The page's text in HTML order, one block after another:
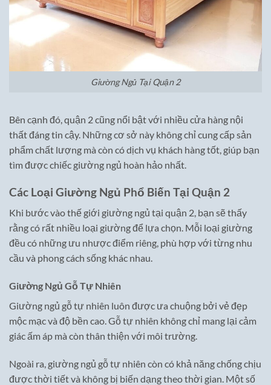
Giường Ngủ Tại Quận 2
Bên cạnh đó, quận 2 cũng nổi bật với nhiều cửa hàng nội
thất đáng tin cậy. Những cơ sở này không chỉ cung cấp sản
phẩm chất lượng mà còn có dịch vụ khách hàng tốt, giúp bạn
tìm được chiếc giường ngủ hoàn hảo nhất.
Các Loại Giường Ngủ Phổ Biến Tại Quận 2
Khi bước vào thế giới giường ngủ tại quận 2, bạn sẽ thấy
rằng có rất nhiều loại giường để lựa chọn. Mỗi loại giường
đều có những ưu nhược điểm riêng, phù hợp với từng nhu
cầu và phong cách sống khác nhau.
Giường Ngủ Gỗ Tự Nhiên
Giường ngủ gỗ tự nhiên luôn được ưa chuộng bởi vẻ đẹp
mộc mạc và độ bền cao. Gỗ tự nhiên không chỉ mang lại cảm
giác ấm áp mà còn thân thiện với môi trường.
Ngoài ra, giường ngủ gỗ tự nhiên còn có khả năng chống chịu
được thời tiết và không bị biến dạng theo thời gian. Một số